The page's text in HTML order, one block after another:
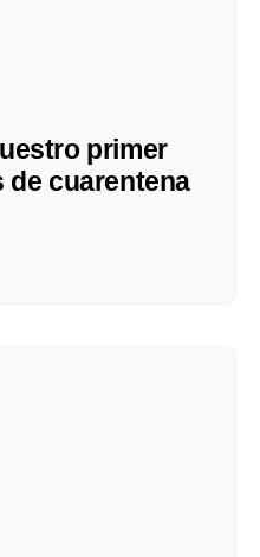
primer
de cuarentena